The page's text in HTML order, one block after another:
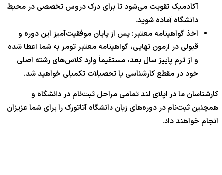
آکادمیک تقویت می‌شود تا برای درک دروس تخصصی در محیط
دانشگاه آماده شوید.
اخذ گواهینامه معتبر: پس از پایان موفقیت‌آمیز این دوره و
قبولی در آزمون نهایی، گواهینامه معتبر تومر به شما اعطا شده
و از ترم پاییز سال بعد، مستقیماً وارد کلاس‌های رشته اصلی
خود در مقطع کارشناسی یا تحصیلات تکمیلی خواهید شد.
کارشناسان ما در اپلای لند تمامی مراحل ثبت‌نام در دانشگاه و
همچنین ثبت‌نام در دوره‌های زبان دانشگاه آتاتورک را برای شما عزیزان
انجام خواهند داد.